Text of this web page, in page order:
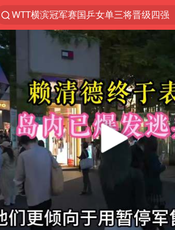
WTT横滨冠军赛国乒女单三将晋级四强
光影经济撬动暑期消费新蓝海
白海豚将正面袭击贯穿浙江
杭州全市有序停课
黄金牛市回来了吗
酒店花洒现排泄物住客索赔遭拒
情侣平潭拍日出坠崖1死1伤
新疆优化调整景区内自驾服务费
央视新主播李秋莹孙亚鹏亮相
上四休三，但降薪1000元，你接受吗？
台当局重金为“台独”织“皇帝新衣”